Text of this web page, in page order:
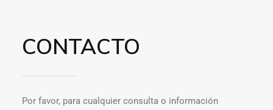
CONTACTO
Por favor, para cualquier consulta o información